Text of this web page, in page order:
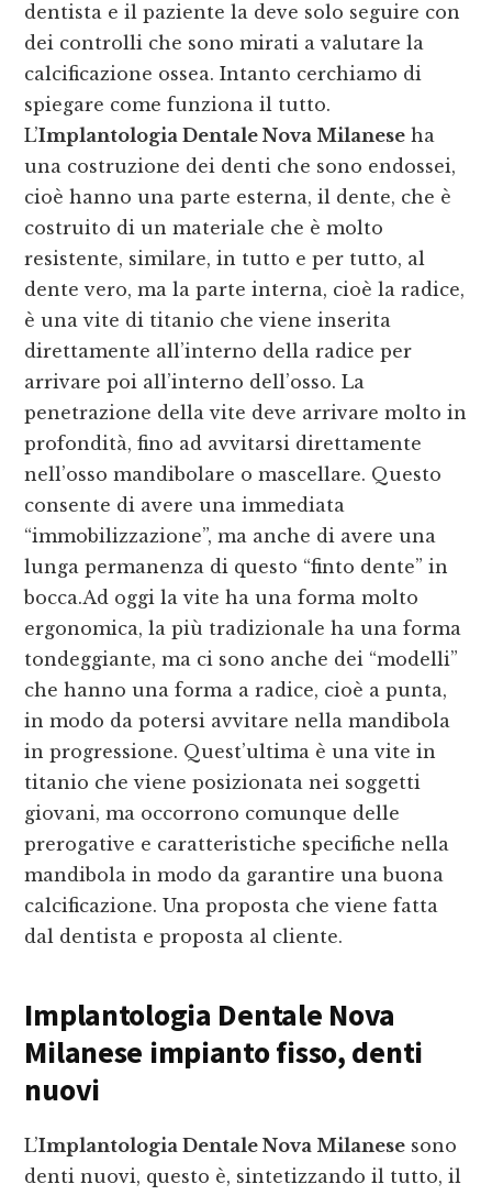
dentista e il paziente la deve solo seguire con
dei controlli che sono mirati a valutare la
calcificazione ossea. Intanto cerchiamo di
spiegare come funziona il tutto.
L’Implantologia Dentale Nova Milanese ha
una costruzione dei denti che sono endossei,
cioè hanno una parte esterna, il dente, che è
costruito di un materiale che è molto
resistente, similare, in tutto e per tutto, al
dente vero, ma la parte interna, cioè la radice,
è una vite di titanio che viene inserita
direttamente all’interno della radice per
arrivare poi all’interno dell’osso. La
penetrazione della vite deve arrivare molto in
profondità, fino ad avvitarsi direttamente
nell’osso mandibolare o mascellare. Questo
consente di avere una immediata
“immobilizzazione”, ma anche di avere una
lunga permanenza di questo “finto dente” in
bocca.Ad oggi la vite ha una forma molto
ergonomica, la più tradizionale ha una forma
tondeggiante, ma ci sono anche dei “modelli”
che hanno una forma a radice, cioè a punta,
in modo da potersi avvitare nella mandibola
in progressione. Quest’ultima è una vite in
titanio che viene posizionata nei soggetti
giovani, ma occorrono comunque delle
prerogative e caratteristiche specifiche nella
mandibola in modo da garantire una buona
calcificazione. Una proposta che viene fatta
dal dentista e proposta al cliente.
Implantologia Dentale Nova
Milanese impianto fisso, denti
nuovi
L’Implantologia Dentale Nova Milanese sono
denti nuovi, questo è, sintetizzando il tutto, il